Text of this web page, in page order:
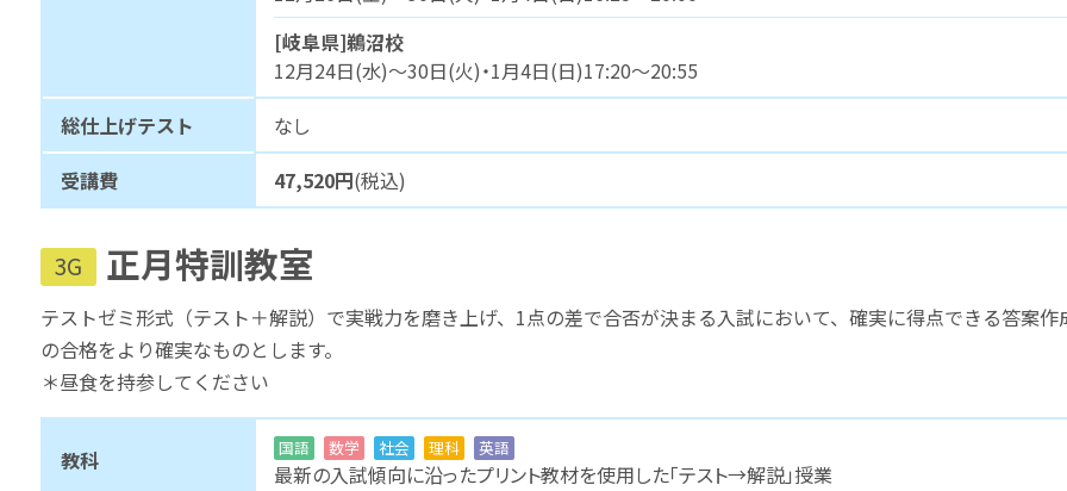
[岐阜県]鵜沼校
12月24日(水)～30日(火)・1月4日(日)17:20～20:55
総仕上げテスト
なし
受講費
47,520円(税込)
3G 正月特訓教室
テストゼミ形式（テスト＋解説）で実戦力を磨き上げ、1点の差で合否が決まる入試において、確実に得点できる答案
の合格をより確実なものとします。
＊昼食を持参してください
教科 国語 数学 社会 理科 英語
最新の入試傾向に沿ったプリント教材を使用した「テスト→解説」授業